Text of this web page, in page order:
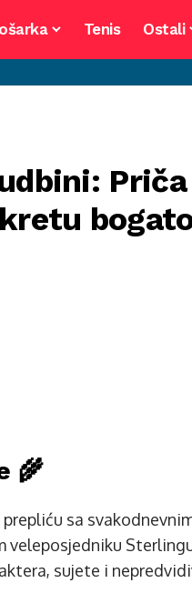
Tenis Ostali
🌾
sa
sujete i